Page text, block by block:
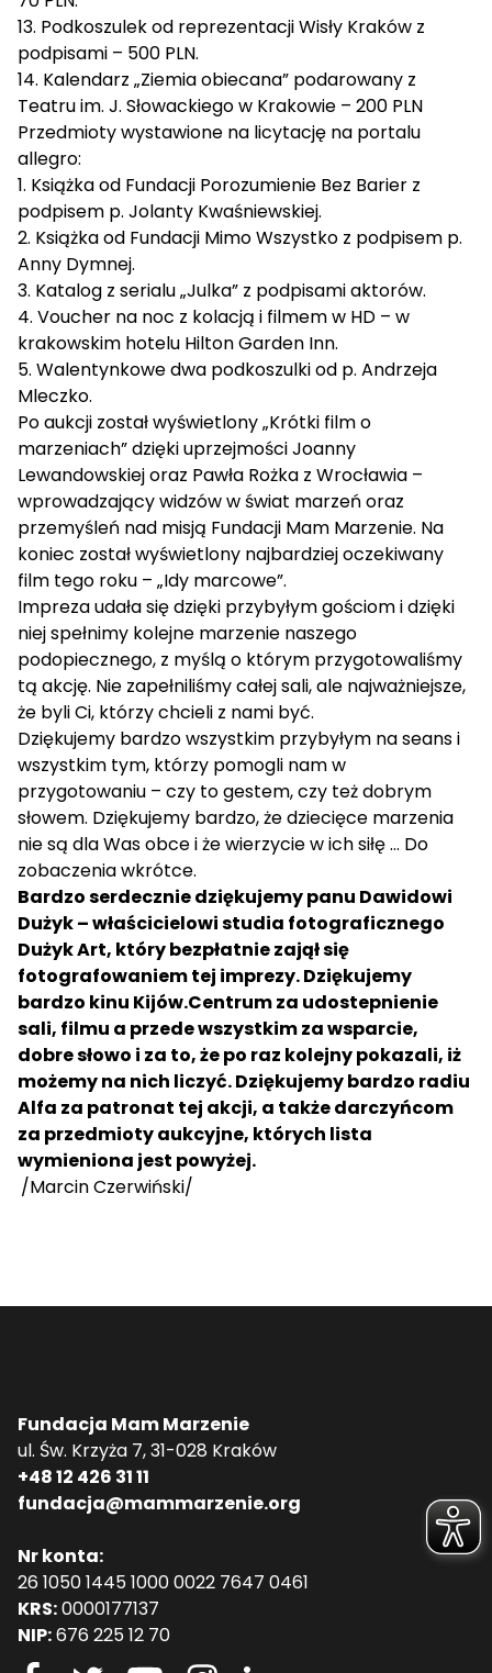
13. Podkoszulek od reprezentacji Wisły Kraków z
podpisami – 500 PLN.
14. Kalendarz „Ziemia obiecana” podarowany z
Teatru im. J. Słowackiego w Krakowie – 200 PLN
Przedmioty wystawione na licytację na portalu
allegro:
1. Książka od Fundacji Porozumienie Bez Barier z
podpisem p. Jolanty Kwaśniewskiej.
2. Książka od Fundacji Mimo Wszystko z podpisem p.
Anny Dymnej.
3. Katalog z serialu „Julka” z podpisami aktorów.
4. Voucher na noc z kolacją i filmem w HD – w
krakowskim hotelu Hilton Garden Inn.
5. Walentynkowe dwa podkoszulki od p. Andrzeja
Mleczko.
Po aukcji został wyświetlony „Krótki film o
marzeniach” dzięki uprzejmości Joanny
Lewandowskiej oraz Pawła Rożka z Wrocławia –
wprowadzający widzów w świat marzeń oraz
przemyśleń nad misją Fundacji Mam Marzenie. Na
koniec został wyświetlony najbardziej oczekiwany
film tego roku – „Idy marcowe”.
Impreza udała się dzięki przybyłym gościom i dzięki
niej spełnimy kolejne marzenie naszego
podopiecznego, z myślą o którym przygotowaliśmy
tą akcję. Nie zapełniliśmy całej sali, ale najważniejsze,
że byli Ci, którzy chcieli z nami być.
Dziękujemy bardzo wszystkim przybyłym na seans i
wszystkim tym, którzy pomogli nam w
przygotowaniu – czy to gestem, czy też dobrym
słowem. Dziękujemy bardzo, że dziecięce marzenia
nie są dla Was obce i że wierzycie w ich siłę … Do
zobaczenia wkrótce.
Bardzo serdecznie dziękujemy panu Dawidowi
Dużyk – właścicielowi studia fotograficznego
Dużyk Art, który bezpłatnie zajął się
fotografowaniem tej imprezy. Dziękujemy
bardzo kinu Kijów.Centrum za udostepnienie
sali, filmu a przede wszystkim za wsparcie,
dobre słowo i za to, że po raz kolejny pokazali, iż
możemy na nich liczyć. Dziękujemy bardzo radiu
Alfa za patronat tej akcji, a także darczyńcom
za przedmioty aukcyjne, których lista
wymieniona jest powyżej.
/Marcin Czerwiński/
Fundacja Mam Marzenie
ul. Św. Krzyża 7, 31-028 Kraków
+48 12 426 31 11
fundacja@mammarzenie.org
Nr konta:
26 1050 1445 1000 0022 7647 0461
KRS:0000177137
NIP:676 225 12 70